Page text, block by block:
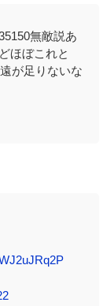
無敵説あ
ほぼこれと
が足りないな